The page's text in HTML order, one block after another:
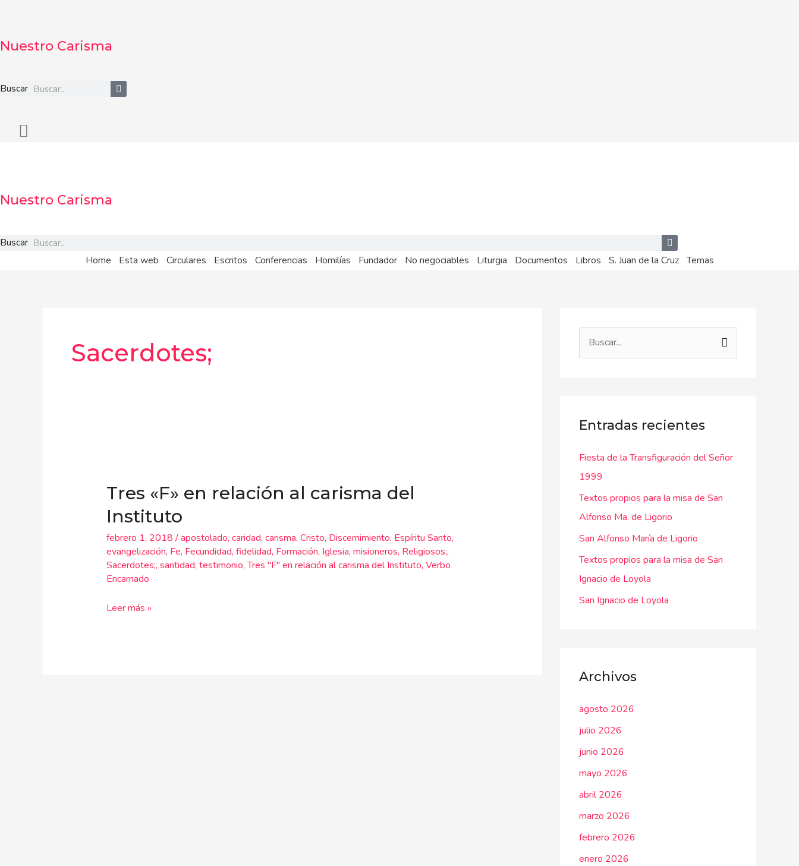
contenido
Nuestro Carisma
Buscar
Nuestro Carisma
Buscar
Home
Esta web Circulares Escritos Conferencias Homilías Fundador No negociables Liturgia Documentos Libros S. Juan de la Cruz Temas
Sacerdotes;
Tres «F» en relación al carisma del
Instituto
febrero 1, 2018/apostolado, caridad, carisma, Cristo, Discernimiento, Espíritu Santo,
evangelización, Fe, Fecundidad, fidelidad, Formación, Iglesia, misioneros, Religiosos;,
Sacerdotes;, santidad, testimonio,Tres "F" en relación al carisma del Instituto, Verbo
Encarnado
en
relación
al
carisma
del
Instituto
Leer más »
a
p
o
r
:
Entradas recientes
Fiesta de la Transfiguración del Señor
1999
Textos propios para la misa de San
Alfonso Ma. de Ligorio
San Alfonso María de Ligorio
Textos propios para la misa de San
Ignacio de Loyola
San Ignacio de Loyola
Archivos
agosto 2026
julio 2026
junio 2026
mayo 2026
abril 2026
marzo 2026
febrero 2026
enero 2026